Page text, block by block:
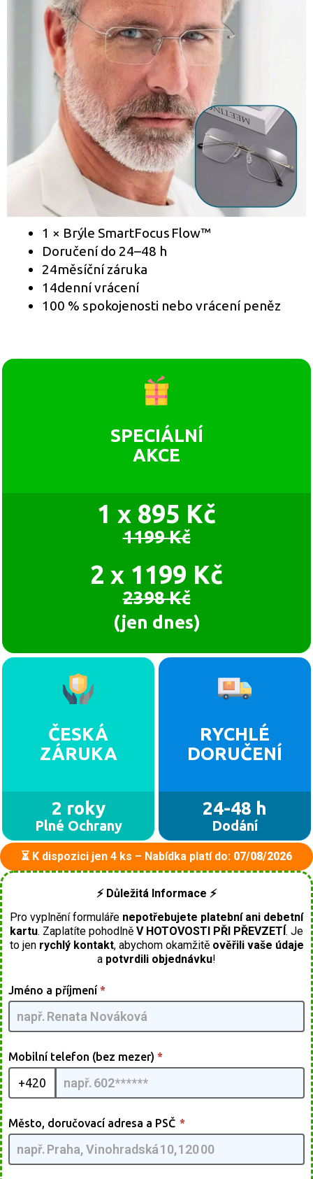
1 × Brýle SmartFocus Flow™
Doručení do 24–48 h
24měsíční záruka
14denní vrácení
100 % spokojenosti nebo vrácení peněz
SPECIÁLNÍ
AKCE
1 x 895 Kč
1199 Kč
2 x 1199 Kč
2398 Kč
(jen dnes)
ČESKÁ
ZÁRUKA
2 roky
Plné Ochrany
RYCHLÉ
DORUČENÍ
24-48 h
Dodání
⏳ K dispozici jen 4 ks – Nabídka platí do: 07/08/2026
⚡ Důležitá Informace ⚡
Pro vyplnění formuláře nepotřebujete platební ani debetní
kartu. Zaplatíte pohodlně V HOTOVOSTI PŘI PŘEVZETÍ. Je
to jen rychlý kontakt, abychom okamžitě ověřili vaše údaje
a potvrdili objednávku!
Frameless
Glasses
[CZ] -
G2pmQMIA
Jméno a příjmení*
Mobilní telefon (bez mezer) *
+420
Město, doručovací adresa a PSČ *